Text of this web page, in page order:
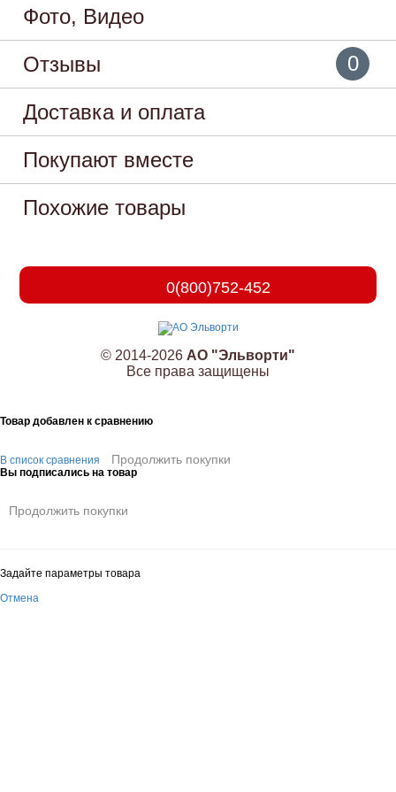
Фото, Видео
Отзывы
0
Доставка и оплата
Покупают вместе
Похожие товары
0(800)752-452
© 2014-2026 АО "Эльворти"
Все права защищены
Товар добавлен к сравнению
В список сравнения Продолжить покупки
Вы подписались на товар
Продолжить покупки
Задайте параметры товара
Отмена